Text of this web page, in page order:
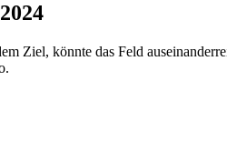
Ziel, könnte das Feld